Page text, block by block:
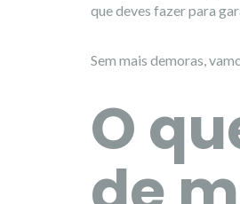
que deves fazer para
Sem mais demoras,
O